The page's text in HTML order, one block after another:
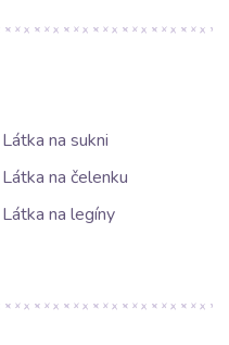
Látka na sukni
Látka na čelenku
Látka na legíny